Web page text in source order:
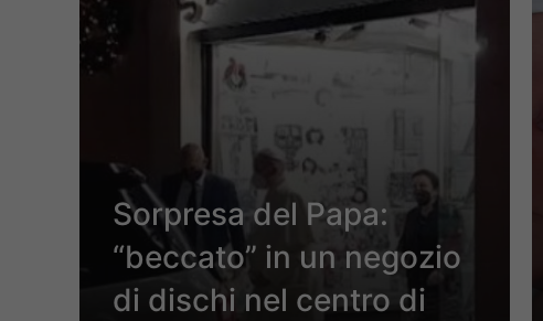
Sorpresa del Papa:
“beccato” in un negozio
di dischi nel centro di